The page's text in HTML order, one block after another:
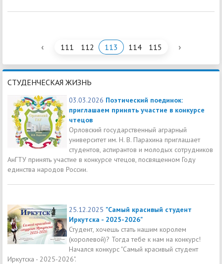
‹ 111 112 113 114 115 ›
СТУДЕНЧЕСКАЯ ЖИЗНЬ
03.03.2026 Поэтический поединок:
приглашаем принять участие в конкурсе
чтецов
Орловский государственный аграрный
университет им. Н. В. Парахина приглашает
студентов, аспирантов и молодых сотрудников
АнГТУ принять участие в конкурсе чтецов, посвященном Году
единства народов России.
25.12.2025 "Самый красивый студент
Иркутска - 2025-2026"
Студент, хочешь стать нашим королем
(королевой)? Тогда тебе к нам на конкурс!
Начался конкурс "Самый красивый студент
Иркутска - 2025-2026".